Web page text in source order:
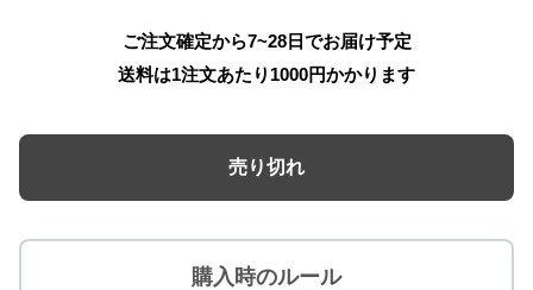
ご注文確定から7~28日でお届け予定
送料は1注文あたり 1000円かかります
売り切れ
購入時のルール